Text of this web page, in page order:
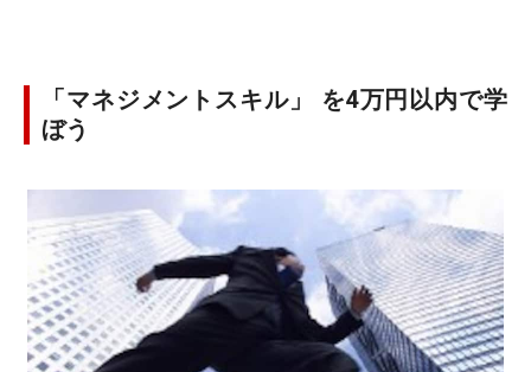
「マネジメントスキル」 を4万円以内で学
ぼう